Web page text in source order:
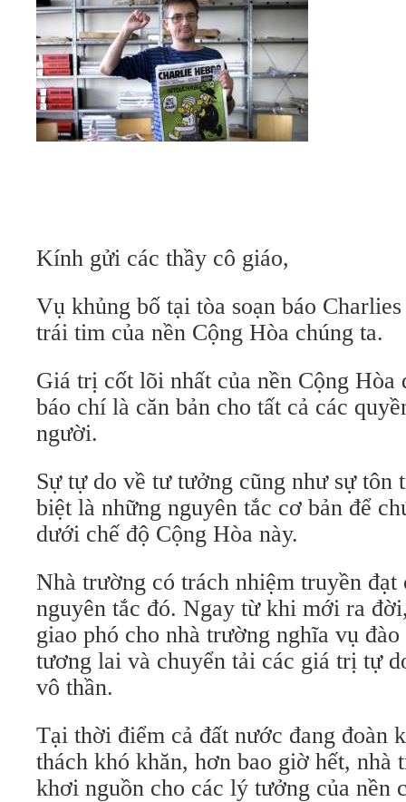
Kính gửi các thầy cô giáo,
Vụ khủng bố tại tòa soạn báo
trái tim của nền Cộng Hòa chúng ta.
Giá trị cốt lõi nhất của nền Cộng Hòa
báo chí là căn bản cho tất cả các
người.
Sự tự do về tư tưởng cũng như sự tôn
biệt là những nguyên tắc cơ bản để
dưới chế độ Cộng Hòa này.
Nhà trường có trách nhiệm truyền đạt
nguyên tắc đó. Ngay từ khi mới ra
giao phó cho nhà trường nghĩa vụ
tương lai và chuyển tải các giá trị tự
vô thần.
Tại thời điểm cả đất nước đang đoàn
thách khó khăn, hơn bao giờ hết, nhà
khơi nguồn cho các lý tưởng của nền